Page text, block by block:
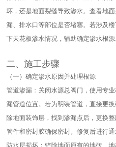
坏，还是地面裂缝导致渗水。查看地
漏、排水口等部位是否堵塞。若涉及
下天花板渗水情况，辅助确定渗水根源
二、施工步骤​
（一）确定渗水原因并处理根源​
管道渗漏：关闭水源总阀门，使用专
漏管道位置。若为明装管道，直接更
除地面装饰层，找到渗漏点后，更换
管件和密封胶确保密封。修复后进行
防水层损坏：铲除地面原有的地砖、